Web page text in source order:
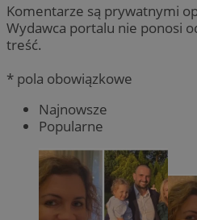
Komentarze są prywatnymi
Wydawca portalu nie ponosi
treść.
* pola obowiązkowe
Najnowsze
Popularne